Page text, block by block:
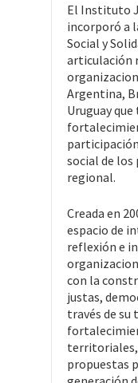
El Instituto
incorporó a
Social y
articulación
Argentina,
Uruguay
social de los
regional.
Creada en
espacio de
reflexión e
con la
justas,
través de su
territoriales,
propuestas